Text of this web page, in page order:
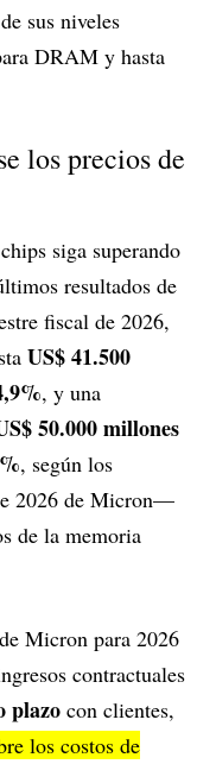
sus niveles
DRAM y hasta
los precios de
siga superando
resultados de
fiscal de 2026,
US$ 41.500
, y una
50.000 millones
, según los
2026 de Micron—
de la memoria
Micron para 2026
contractuales
plazo con clientes,
los costos de